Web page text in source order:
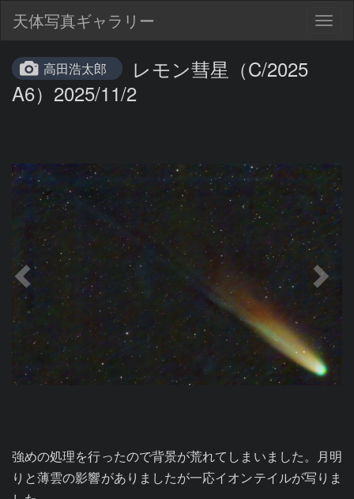
天体写真ギャラリー
高田浩太郎
レモン彗星（C/2025
A6）2025/11/2
強めの処理を行ったので背景が荒れてしまいました。月明
りと薄雲の影響がありましたが一応イオンテイルが写りま